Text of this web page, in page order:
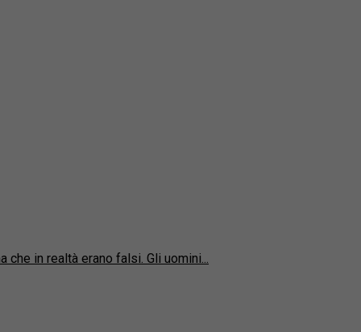
che in realtà erano falsi. Gli uomini...